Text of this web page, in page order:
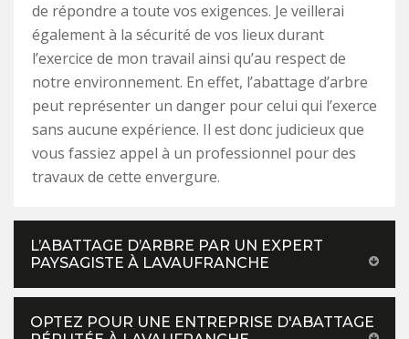
de répondre a toute vos exigences. Je veillerai
également à la sécurité de vos lieux durant
l’exercice de mon travail ainsi qu’au respect de
notre environnement. En effet, l’abattage d’arbre
peut représenter un danger pour celui qui l’exerce
sans aucune expérience. Il est donc judicieux que
vous fassiez appel à un professionnel pour des
travaux de cette envergure.
L’ABATTAGE D’ARBRE PAR UN EXPERT
PAYSAGISTE À LAVAUFRANCHE
OPTEZ POUR UNE ENTREPRISE D'ABATTAGE